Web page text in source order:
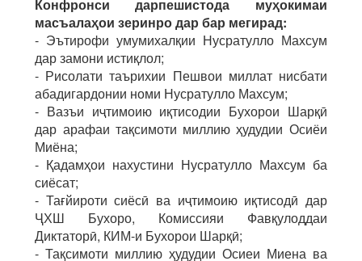
Конфронси дарпешистода муҳокимаи
масъалаҳои зеринродар бар мегирад:
- Эътирофи умумихалқии Нусратулло Махсум
дар замони истиқлол;
- Рисолати таърихии Пешвои миллат нисбати
абадигардонии номи Нусратулло Махсум;
- Вазъи иҷтимоию иқтисодии Бухорои Шарқӣ
дар арафаи тақсимоти миллию ҳудудии Осиёи
Миёна;
- Қадамҳои нахустини Нусратулло Махсум ба
сиёсат;
- Тағйироти сиёсӣ ва иҷтимоию иқтисодӣ дар
ҶХШ Бухоро, Комиссияи Фавқулоддаи
Диктаторӣ, КИМ-и Бухорои Шарқӣ;
- Тақсимоти миллию ҳудудии Осиеи Миена ва